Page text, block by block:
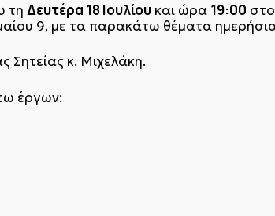
τη Δευτέρα 18 Ιουλίου και ώρα 19:00
9, με τα παρακάτω θέματα
Σητείας κ. Μιχελάκη.
έργων: